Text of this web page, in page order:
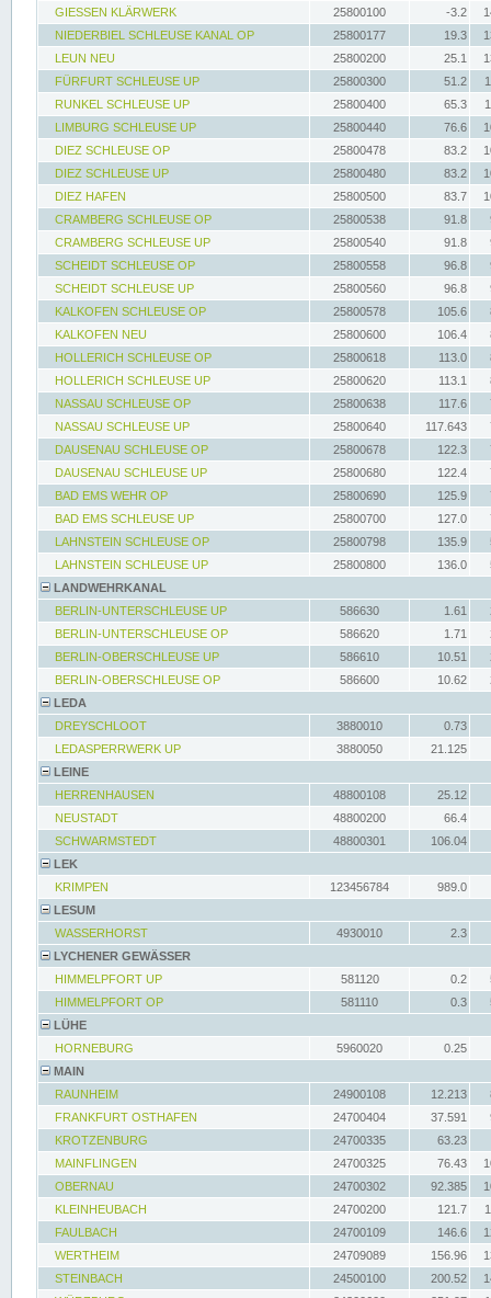
GIESSEN KLÄRWERK
25800100 -3.2
NIEDERBIEL SCHLEUSE KANAL OP
25800177 19.3
LEUN NEU
25800200 25.1
FÜRFURT SCHLEUSE UP
25800300 51.2
RUNKEL SCHLEUSE UP
25800400 65.3
LIMBURG SCHLEUSE UP
25800440 76.6
DIEZ SCHLEUSE OP
25800478 83.2
DIEZ SCHLEUSE UP
25800480 83.2
DIEZ HAFEN
25800500 83.7
CRAMBERG SCHLEUSE OP
25800538 91.8
CRAMBERG SCHLEUSE UP
25800540 91.8
SCHEIDT SCHLEUSE OP
25800558 96.8
SCHEIDT SCHLEUSE UP
25800560 96.8
KALKOFEN SCHLEUSE OP
25800578 105.6
KALKOFEN NEU
25800600 106.4
HOLLERICH SCHLEUSE OP
25800618 113.0
HOLLERICH SCHLEUSE UP
25800620 113.1
NASSAU SCHLEUSE OP
25800638 117.6
NASSAU SCHLEUSE UP
25800640 117.643
DAUSENAU SCHLEUSE OP
25800678 122.3
DAUSENAU SCHLEUSE UP
25800680 122.4
BAD EMS WEHR OP
25800690 125.9
BAD EMS SCHLEUSE UP
25800700 127.0
LAHNSTEIN SCHLEUSE OP
25800798 135.9
LAHNSTEIN SCHLEUSE UP
25800800 136.0
LANDWEHRKANAL
BERLIN-UNTERSCHLEUSE UP
586630 1.61
BERLIN-UNTERSCHLEUSE OP
586620 1.71
BERLIN-OBERSCHLEUSE UP
586610 10.51
BERLIN-OBERSCHLEUSE OP
586600 10.62
LEDA
DREYSCHLOOT
3880010
0.73
LEDASPERRWERK UP
3880050
21.125
LEINE
HERRENHAUSEN
48800108
25.12
NEUSTADT
48800200
66.4
SCHWARMSTEDT
48800301
106.04
LEK
KRIMPEN
123456784
989.0
LESUM
WASSERHORST
4930010
2.3
LYCHENER GEWÄSSER
HIMMELPFORT UP
581120 0.2
HIMMELPFORT OP
581110 0.3
LÜHE
HORNEBURG
5960020
0.25
MAIN
RAUNHEIM
24900108 12.213
FRANKFURT OSTHAFEN
24700404 37.591
KROTZENBURG
24700335
63.23
MAINFLINGEN
24700325 76.43
OBERNAU
24700302 92.385
KLEINHEUBACH
24700200 121.7
FAULBACH
24700109 146.6
WERTHEIM
24709089 156.96
STEINBACH
24500100 200.52